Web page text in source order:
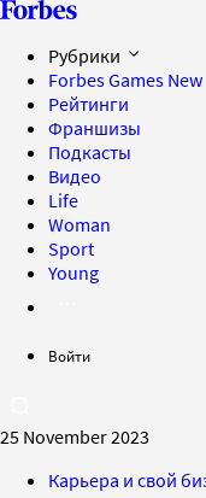
Рубрики
Forbes Games New
Рейтинги
Франшизы
Подкасты
Видео
Life
Woman
Sport
Young
Войти
25 November 2023
Карьера и свой